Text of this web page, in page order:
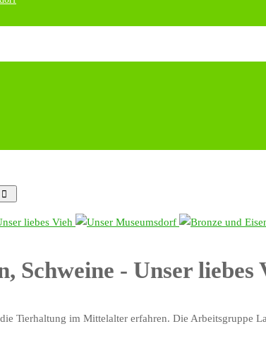
Suchen
Schweine - Unser liebes
Tierhaltung im Mittelalter erfahren. Die Arbeitsgruppe